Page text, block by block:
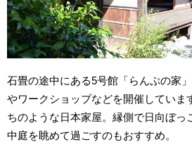
石畳の途中にある5号館「らんぷの家
やワークショップなどを開催していま
ちのような日本家屋。縁側で日向ぼっ
中庭を眺めて過ごすのもおすすめ。